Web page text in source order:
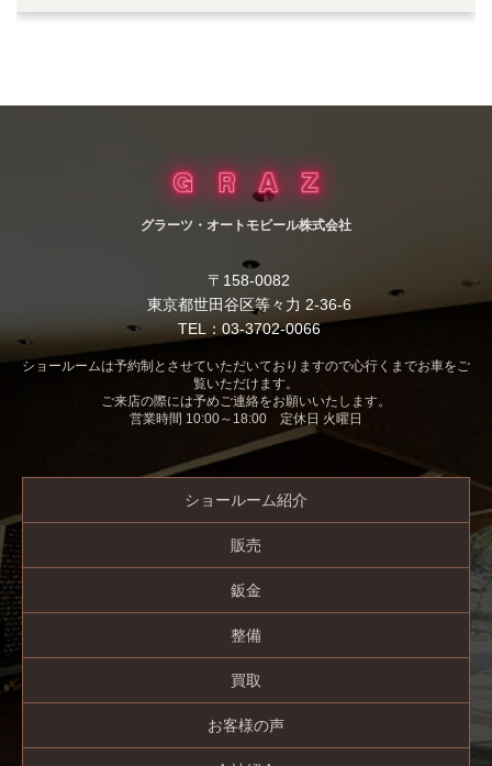
グラーツ・オートモビール株式会社
〒158-0082
東京都世田谷区等々力 2-36-6
TEL：03-3702-0066
ショールームは予約制とさせていただいておりますので心行くまでお車をご
覧いただけます。
ご来店の際には予めご連絡をお願いいたします。
営業時間 10:00～18:00 定休日 火曜日
ショールーム紹介
販売
鈑金
整備
買取
お客様の声